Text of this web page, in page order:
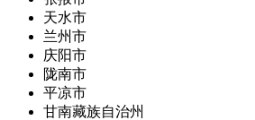
天水市
兰州市
庆阳市
陇南市
平凉市
甘南藏族自治州